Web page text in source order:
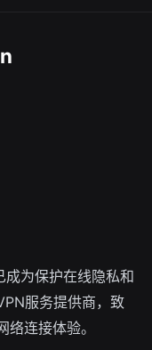
为保护在线隐私和
服务提供商，致
连接体验。